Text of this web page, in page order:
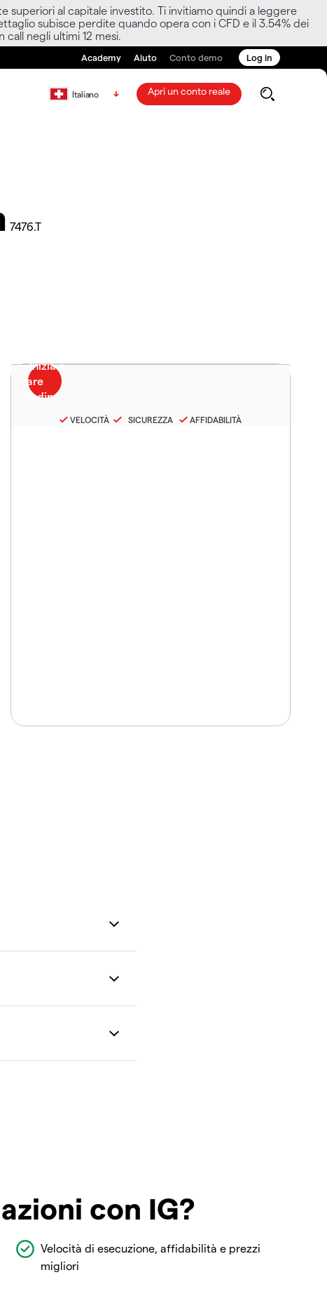
al capitale investito. Ti invitiamo quindi a leggere
subisce perdite quando opera con i CFD e il 3.54% dei
negli ultimi 12 mesi.
Academy Aiuto Conto demo Log in
Italiano Apri un conto reale
7476.T
VELOCITÀ SICUREZZA AFFIDABILITÀ
con IG?
Velocità di esecuzione, affidabilità e prezzi
migliori